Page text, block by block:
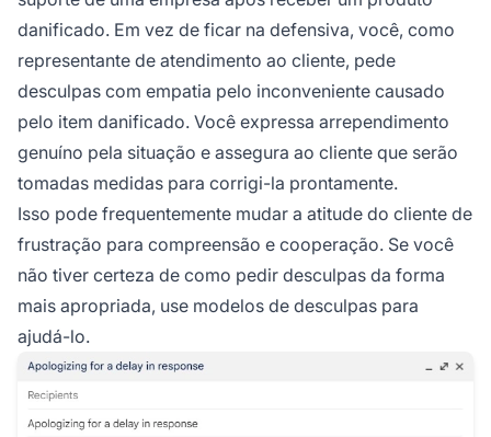
danificado. Em vez de ficar na defensiva, você, como
representante de atendimento ao cliente, pede
desculpas com empatia pelo inconveniente causado
pelo item danificado. Você expressa arrependimento
genuíno pela situação e assegura ao cliente que serão
tomadas medidas para corrigi-la prontamente.
Isso pode frequentemente mudar a atitude do cliente de
frustração para compreensão e cooperação. Se você
não tiver certeza de como pedir desculpas da forma
mais apropriada, use modelos de desculpas para
ajudá-lo.